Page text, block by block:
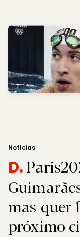
Notícias
D.
mas quer
próximo